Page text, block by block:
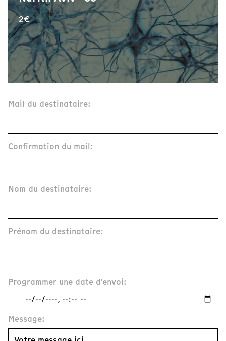
2€
Mail du destinataire:
Confirmation du mail:
Nom du destinataire:
Prénom du destinataire:
Programmer une date d'envoi:
Message: